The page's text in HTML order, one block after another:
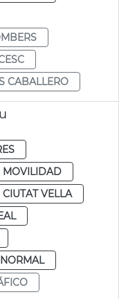
CABALLERO
MOVILIDAD
CIUTAT VELLA
NORMAL